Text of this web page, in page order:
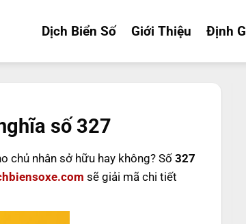
Dịch Biển Số Giới Thiệu Định
số 327
chủ nhân sở hữu hay không? Số 327
sẽ giải mã chi tiết